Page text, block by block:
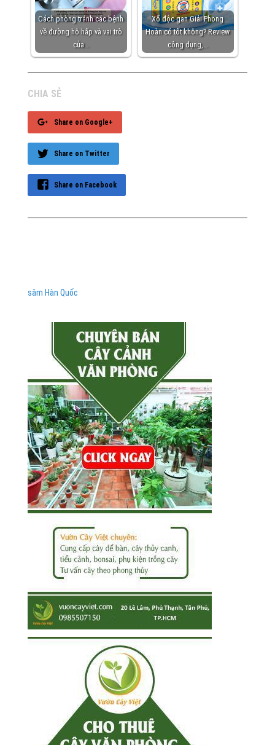
Cách phòng tránh các bệnh
về đường hô hấp và vai trò
của…
Xổ độc gan Giải Phong
Hoàn có tốt không? Review
công dụng,…
CHIA SẺ
Share on Google+
Share on Twitter
Share on Facebook
sâm Hàn Quốc